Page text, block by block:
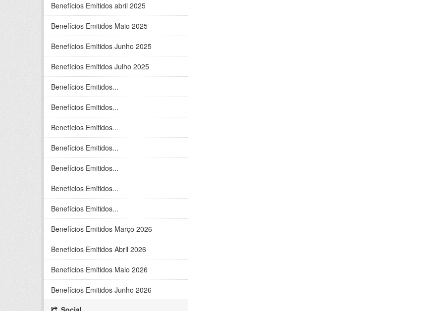
Benefícios Emitidos abril 2025
Benefícios Emitidos Maio 2025
Benefícios Emitidos Junho 2025
Benefícios Emitidos Julho 2025
Benefícios Emitidos...
Benefícios Emitidos...
Benefícios Emitidos...
Benefícios Emitidos...
Benefícios Emitidos...
Benefícios Emitidos...
Benefícios Emitidos...
Benefícios Emitidos Março 2026
Benefícios Emitidos Abril 2026
Benefícios Emitidos Maio 2026
Benefícios Emitidos Junho 2026